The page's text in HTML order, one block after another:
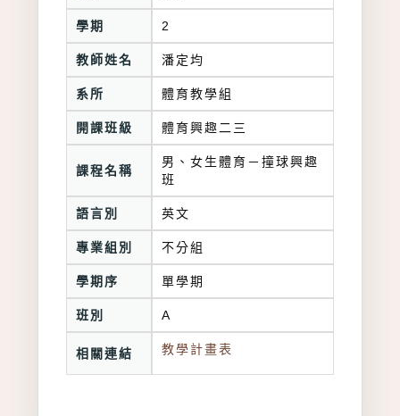
學期 2
教師姓名 潘定均
系所 體育教學組
開課班級 體育興趣二三
課程名稱
男、女生體育－撞球興趣
班
語言別 英文
專業組別 不分組
學期序 單學期
班別 A
相關連結 教學計畫表